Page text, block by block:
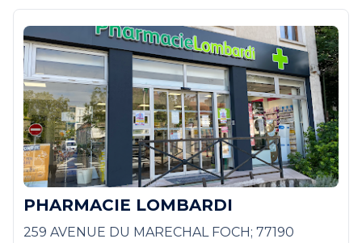
PHARMACIE LOMBARDI
259 AVENUE DU MARECHAL FOCH; 77190